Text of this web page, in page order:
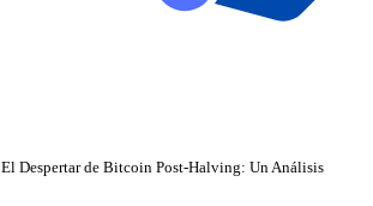
El Despertar de Bitcoin Post-Halving: Un Análisis